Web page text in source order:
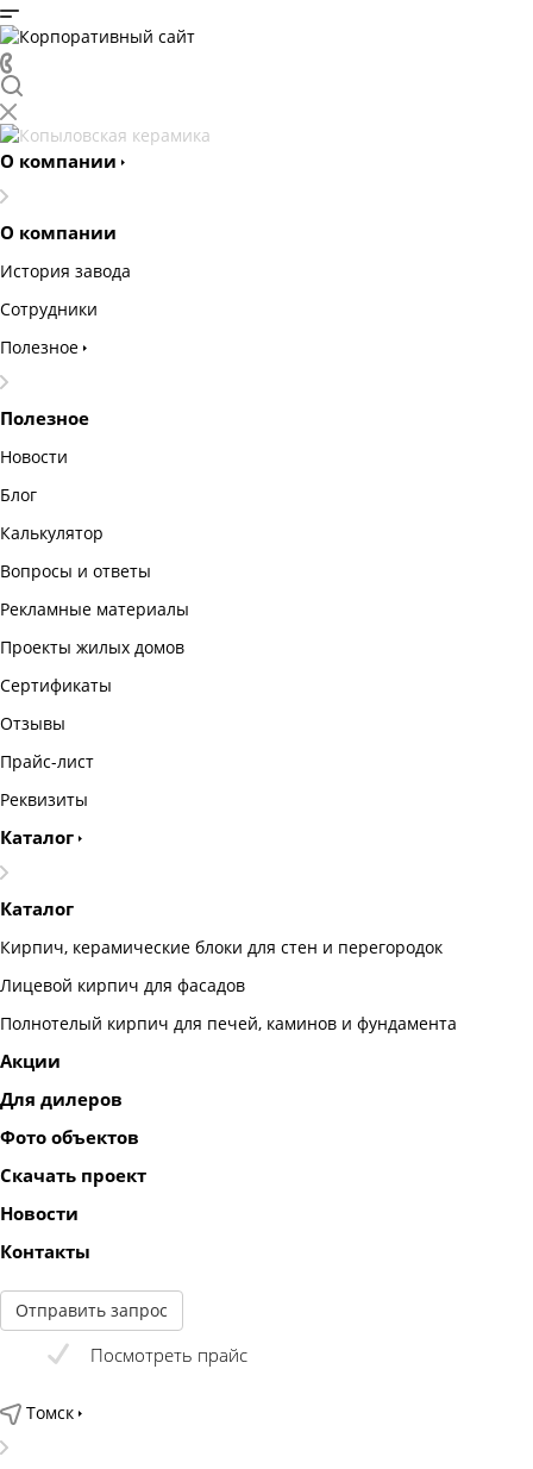
О компании
О компании
История завода
Сотрудники
Полезное
Полезное
Новости
Блог
Калькулятор
Вопросы и ответы
Рекламные материалы
Проекты жилых домов
Сертификаты
Отзывы
Прайс-лист
Реквизиты
Каталог
Каталог
Кирпич, керамические блоки для стен и перегородок
Лицевой кирпич для фасадов
Полнотелый кирпич для печей, каминов и фундамента
Акции
Для дилеров
Фото объектов
Скачать проект
Новости
Контакты
Отправить запрос
Посмотреть прайс
Томск